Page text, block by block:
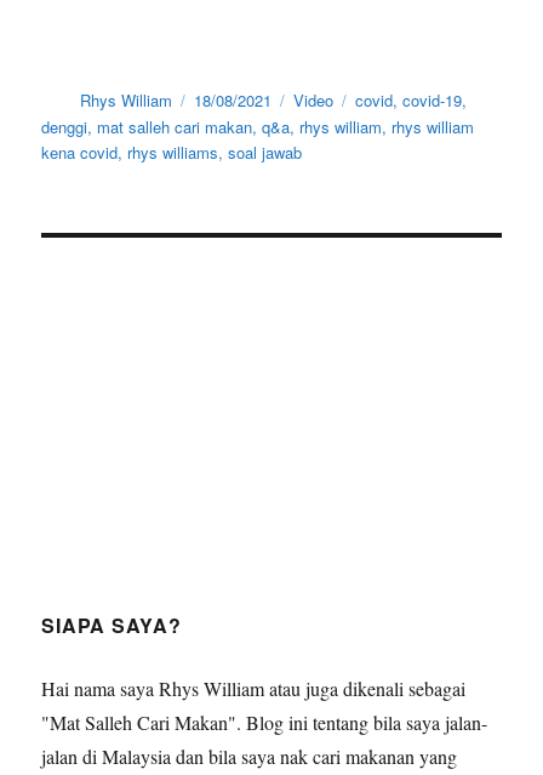
Author
Rhys William
Posted
on
18/08/2021 Categories
Video Tags
covid,covid-19,
denggi, mat salleh cari makan,q&a, rhys william, rhys william
kena covid, rhys williams,soal jawab
SIAPA SAYA?
Hai nama saya Rhys William atau juga dikenali sebagai
"Mat Salleh Cari Makan". Blog ini tentang bila saya jalan-
jalan di Malaysia dan bila saya nak cari makanan yang